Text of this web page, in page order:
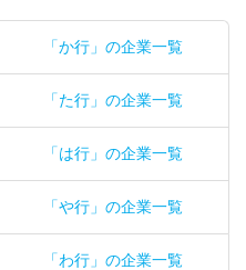
「か行」の企業一覧
「た行」の企業一覧
「は行」の企業一覧
「や行」の企業一覧
「わ行」の企業一覧